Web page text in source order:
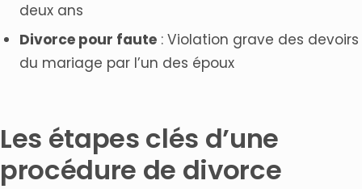
deux ans
Divorce pour faute: Violation grave des devoirs
du mariage par l’un des époux
Les étapes clés d’une
procédure de divorce